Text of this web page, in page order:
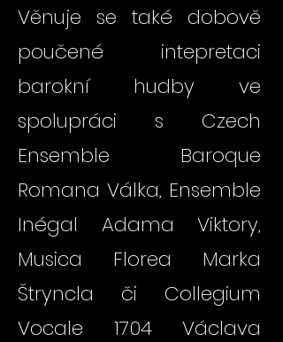
Věnuje se také dobově
poučené intepretaci
barokní hudby ve
spolupráci s Czech
Ensemble Baroque
Romana Válka, Ensemble
Inégal Adama Viktory,
Musica Florea Marka
Štryncla či Collegium
Vocale 1704 Václava